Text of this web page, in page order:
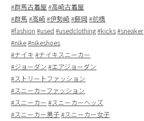
#群馬古着屋 #高崎古着屋
#群馬 #高崎#伊勢崎#藤岡 #前橋
#fashion #used #usedclothing#kicks#sneaker
#nike#nikeshoes
#ナイキ #ナイキスニーカー
#ジョーダン #エアジョーダン
#ストリートファッション
#スニーカーファッション
#スニーカー #スニーカーヘッズ
#スニーカー男子#スニーカー女子